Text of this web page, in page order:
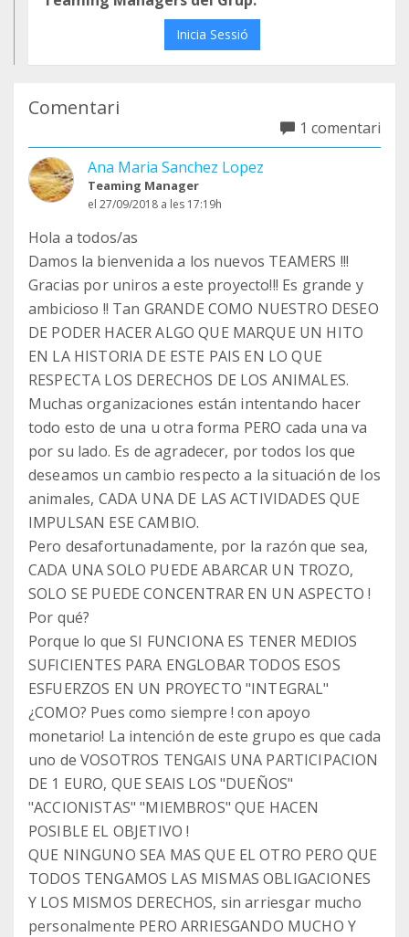
Inicia Sessió
Comentari
1 comentari
Ana Maria Sanchez Lopez
Teaming Manager
el 27/09/2018 a les 17:19h
Hola a todos/as
Damos la bienvenida a los nuevos TEAMERS !!!
Gracias por uniros a este proyecto!!! Es grande y
ambicioso !! Tan GRANDE COMO NUESTRO DESEO
DE PODER HACER ALGO QUE MARQUE UN HITO
EN LA HISTORIA DE ESTE PAIS EN LO QUE
RESPECTA LOS DERECHOS DE LOS ANIMALES.
Muchas organizaciones están intentando hacer
todo esto de una u otra forma PERO cada una va
por su lado. Es de agradecer, por todos los que
deseamos un cambio respecto a la situación de los
animales, CADA UNA DE LAS ACTIVIDADES QUE
IMPULSAN ESE CAMBIO.
Pero desafortunadamente, por la razón que sea,
CADA UNA SOLO PUEDE ABARCAR UN TROZO,
SOLO SE PUEDE CONCENTRAR EN UN ASPECTO !
Por qué?
Porque lo que SI FUNCIONA ES TENER MEDIOS
SUFICIENTES PARA ENGLOBAR TODOS ESOS
ESFUERZOS EN UN PROYECTO "INTEGRAL"
¿COMO? Pues como siempre ! con apoyo
monetario! La intención de este grupo es que cada
uno de VOSOTROS TENGAIS UNA PARTICIPACION
DE 1 EURO, QUE SEAIS LOS "DUEÑOS"
"ACCIONISTAS" "MIEMBROS" QUE HACEN
POSIBLE EL OBJETIVO !
QUE NINGUNO SEA MAS QUE EL OTRO PERO QUE
TODOS TENGAMOS LAS MISMAS OBLIGACIONES
Y LOS MISMOS DERECHOS, sin arriesgar mucho
personalmente PERO ARRIESGANDO MUCHO Y